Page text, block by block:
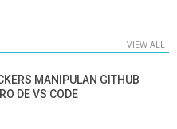
VIEW ALL
MANIPULAN GITHUB
DE VS CODE